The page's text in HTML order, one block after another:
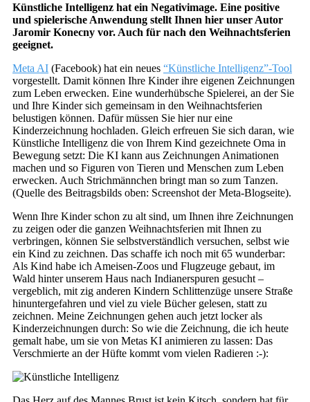
Künstliche Intelligenz hat ein Negativimage. Eine positive
und spielerische Anwendung stellt Ihnen hier unser Autor
Jaromir Konecny vor. Auch für nach den Weihnachtsferien
geeignet.
Meta AI (Facebook) hat ein neues “Künstliche Intelligenz”-Tool
vorgestellt. Damit können Ihre Kinder ihre eigenen Zeichnungen
zum Leben erwecken. Eine wunderhübsche Spielerei, an der Sie
und Ihre Kinder sich gemeinsam in den Weihnachtsferien
belustigen können. Dafür müssen Sie hier nur eine
Kinderzeichnung hochladen. Gleich erfreuen Sie sich daran, wie
Künstliche Intelligenz die von Ihrem Kind gezeichnete Oma in
Bewegung setzt: Die KI kann aus Zeichnungen Animationen
machen und so Figuren von Tieren und Menschen zum Leben
erwecken. Auch Strichmännchen bringt man so zum Tanzen.
(Quelle des Beitragsbilds oben: Screenshot der Meta-Blogseite).
Wenn Ihre Kinder schon zu alt sind, um Ihnen ihre Zeichnungen
zu zeigen oder die ganzen Weihnachtsferien mit Ihnen zu
verbringen, können Sie selbstverständlich versuchen, selbst wie
ein Kind zu zeichnen. Das schaffe ich noch mit 65 wunderbar:
Als Kind habe ich Ameisen-Zoos und Flugzeuge gebaut, im
Wald hinter unserem Haus nach Indianerspuren gesucht –
vergeblich, mit zig anderen Kindern Schlittenzüge unsere Straße
hinuntergefahren und viel zu viele Bücher gelesen, statt zu
zeichnen. Meine Zeichnungen gehen auch jetzt locker als
Kinderzeichnungen durch: So wie die Zeichnung, die ich heute
gemalt habe, um sie von Metas KI animieren zu lassen: Das
Verschmierte an der Hüfte kommt vom vielen Radieren :-):